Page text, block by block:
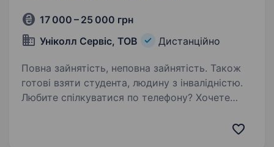
17 000 – 25 000 грн
Уніколл Сервіс, ТОВ
Дистанційно
Повна зайнятість, неповна зайнятість. Також
готові взяти студента, людину з інвалідністю.
Любите спілкуватися по телефону? Хочете